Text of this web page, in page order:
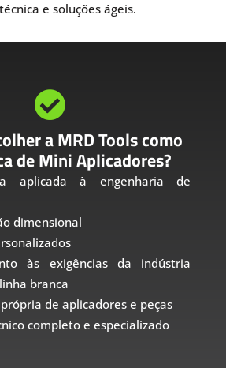
e soluções ágeis.

a MRD Tools como
de Mini Aplicadores?
aplicada à engenharia de
dimensional
às exigências da indústria
branca
de aplicadores e peças
completo e especializado